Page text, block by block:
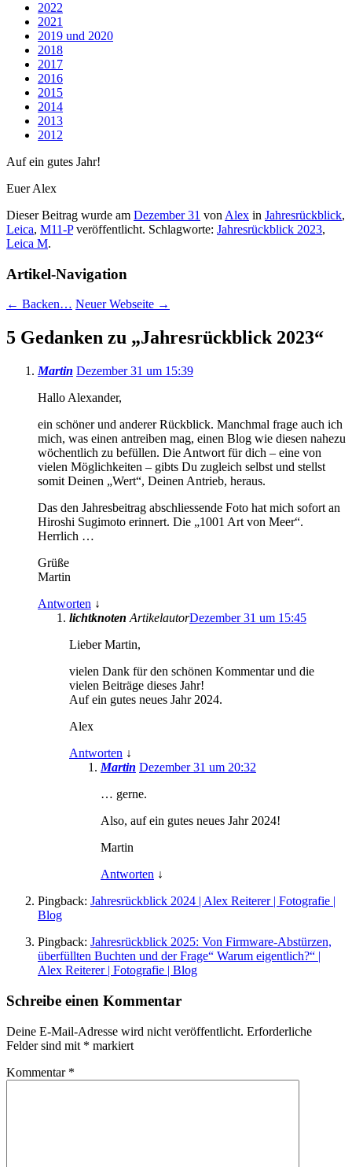
2022
2021
2019 und 2020
2018
2017
2016
2015
2014
2013
2012
Auf ein gutes Jahr!
Euer Alex
Dieser Beitrag wurde am Dezember 31 von Alex in Jahresrückblick,
Leica, M11-Pveröffentlicht. Schlagworte: Jahresrückblick 2023,
Leica M.
Artikel-Navigation
← Backen… Neuer Webseite →
5 Gedanken zu „Jahresrückblick 2023“
Martin Dezember 31 um 15:39
Hallo Alexander,
ein schöner und anderer Rückblick. Manchmal frage auch ich
mich, was einen antreiben mag, einen Blog wie diesen nahezu
wöchentlich zu befüllen. Die Antwort für dich – eine von
vielen Möglichkeiten – gibts Du zugleich selbst und stellst
somit Deinen „Wert“, Deinen Antrieb, heraus.
Das den Jahresbeitrag abschliessende Foto hat mich sofort an
Hiroshi Sugimoto erinnert. Die „1001 Art von Meer“.
Herrlich …
Grüße
Martin
Antworten ↓
lichtknoten ArtikelautorDezember 31 um 15:45
Lieber Martin,
vielen Dank für den schönen Kommentar und die
vielen Beiträge dieses Jahr!
Auf ein gutes neues Jahr 2024.
Alex
Antworten ↓
Martin Dezember 31 um 20:32
… gerne.
Also, auf ein gutes neues Jahr 2024!
Martin
Antworten ↓
Pingback: Jahresrückblick 2024 | Alex Reiterer | Fotografie |
Blog
Pingback: Jahresrückblick 2025: Von Firmware-Abstürzen,
überfüllten Buchten und der Frage“ Warum eigentlich?“ |
Alex Reiterer | Fotografie | Blog
Schreibe einen Kommentar
Deine E-Mail-Adresse wird nicht veröffentlicht. Erforderliche
Felder sind mit * markiert
Kommentar *